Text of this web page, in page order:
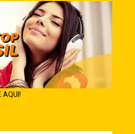
AQUI!